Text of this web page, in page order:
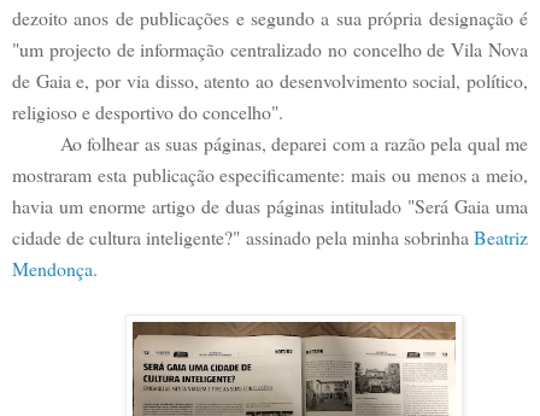
dezoito anos de publicações e segundo a sua própria designação é
"um projecto de informação centralizado no concelho de Vila Nova
de Gaia e, por via disso, atento ao desenvolvimento social, político,
religioso e desportivo do concelho".
Ao folhear as suas páginas, deparei com a razão pela qual me
mostraram esta publicação especificamente: mais ou menos a meio,
havia um enorme artigo de duas páginas intitulado "Será Gaia uma
cidade de cultura inteligente?" assinado pela minha sobrinha Beatriz
Mendonça.